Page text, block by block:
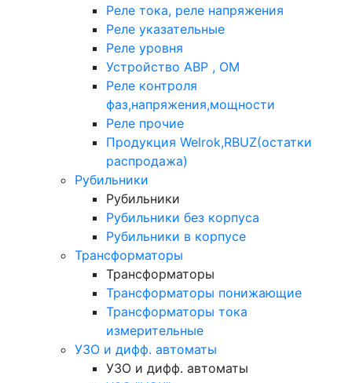
Реле тока, реле напряжения
Реле указательные
Реле уровня
Устройство АВР , ОМ
Реле контроля
фаз,напряжения,мощности
Реле прочие
Продукция Welrok,RBUZ(остатки
распродажа)
Рубильники
Рубильники
Рубильники без корпуса
Рубильники в корпусе
Трансформаторы
Трансформаторы
Трансформаторы понижающие
Трансформаторы тока
измерительные
УЗО и дифф. автоматы
УЗО и дифф. автоматы